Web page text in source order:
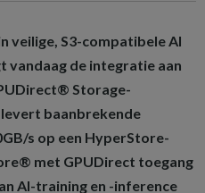
veilige, S3-compatibele AI
de integratie aan
Storage-
baanbrekende
s op een HyperStore-
met GPUDirect toegang
AI-training en -inference